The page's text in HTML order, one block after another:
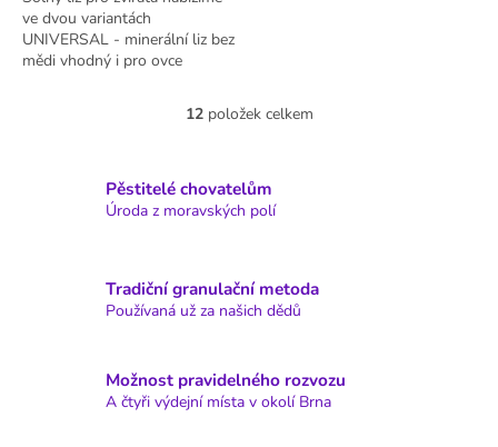
ve dvou variantách
UNIVERSAL - minerální liz bez
mědi vhodný i pro ovce
O
á
d
p
r
y
v
12položek celkem
Pěstitelé chovatelům
Úroda z moravských polí
Tradiční granulační metoda
Používaná už za našich dědů
Možnost pravidelného rozvozu
A čtyři výdejní místa v okolí Brna